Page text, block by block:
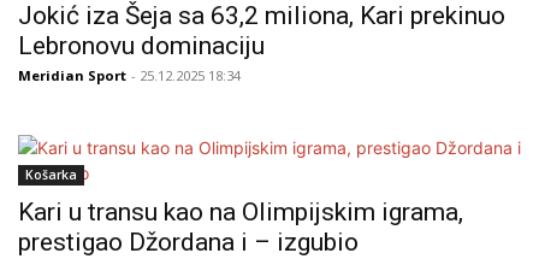
Jokić iza Šeja sa 63,2 miliona, Kari prekinuo
Lebronovu dominaciju
Meridian Sport - 25.12.2025 18:34
Košarka
Kari u transu kao na Olimpijskim igrama,
prestigao Džordana i – izgubio